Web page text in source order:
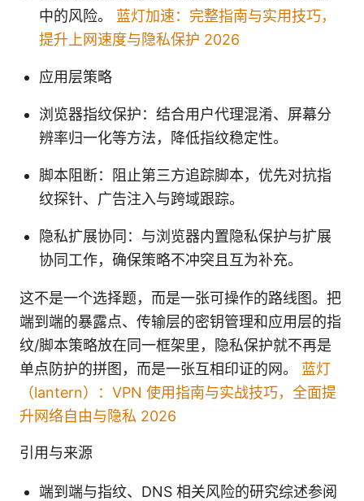
中的风险。 蓝灯加速：完整指南与实用技巧，
提升上网速度与隐私保护 2026
应用层策略
浏览器指纹保护：结合用户代理混淆、屏幕分
辨率归一化等方法，降低指纹稳定性。
脚本阻断：阻止第三方追踪脚本，优先对抗指
纹探针、广告注入与跨域跟踪。
隐私扩展协同：与浏览器内置隐私保护与扩展
协同工作，确保策略不冲突且互为补充。
这不是一个选择题，而是一张可操作的路线图。把
端到端的暴露点、传输层的密钥管理和应用层的指
纹/脚本策略放在同一框架里，隐私保护就不再是
单点防护的拼图，而是一张互相印证的网。 蓝灯
（lantern）：VPN 使用指南与实战技巧，全面提
升网络自由与隐私 2026
引用与来源
端到端与指纹、DNS 相关风险的研究综述参阅